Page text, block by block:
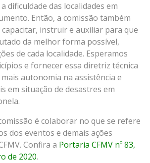
dificuldade das localidades em
Então, a comissão também
instruir e auxiliar para que
da melhor forma possível,
de cada localidade. Esperamos
e fornecer essa diretriz técnica
autonomia na assistência e
em situação de desastres em
é colaborar no que se refere
dos eventos e demais ações
Confira a Portaria CFMV nº 83,
de 2020.